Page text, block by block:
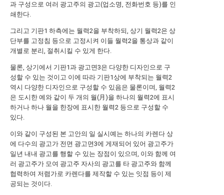
과 구성으로 여러 광고주의 광고(업소명, 전화번호 등)를 인
쇄한다.
그리고 기판1 하측에는 월력2을 부착하되, 상기 월력2은 상
단부를 고정침 등으로 고정시켜 이들 월력2을 통상과 같이
개별로 분리, 절취시킬 수 있게 한다.
물론, 상기에서 기판1과 광고면3은 다양한 디자인으로 구
성할 수 있는 것이고 이에 따라 기판1상에 부착되는 월력2
역시 다양한 디자인으로 구성할 수 있음은 물론이며, 월력2
은 도시한 예와 같이 두 개의 월(月)을 하나의 월력2에 표시
하거나 하나 월을 한장에 표시한 월력2 등으로 구성할 수
있다.
이와 같이 구성된 본 고안의 일 실시예는 하나의 카렌다 상
에 다수의 광고가 전면 광고면3에 게재되어 있어 광고주가
일년 내내 광고를 행할 수 있는 장점이 있으며, 이와 함께 여
러 광고주가 모여 광고주 자사의 광고를 타 광고주와 함께
협력하여 저렴가로 카렌다를 제작할 수 있는 잇점 등이 제
공되는 것이다.